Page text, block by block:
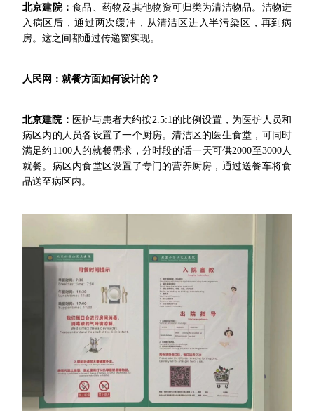
北京建院：食品、药物及其他物资可归类为清洁物品。洁物进
入病区后，通过两次缓冲，从清洁区进入半污染区，再到病
房。这之间都通过传递窗实现。
人民网：就餐方面如何设计的？
北京建院： 医护与患者大约按2.5:1的比例设置，为医护人员和
病区内的人员各设置了一个厨房。清洁区的医生食堂，可同时
满足约1100人的就餐需求，分时段的话一天可供2000至3000人
就餐。病区内食堂区设置了专门的营养厨房，通过送餐车将食
品送至病区内。